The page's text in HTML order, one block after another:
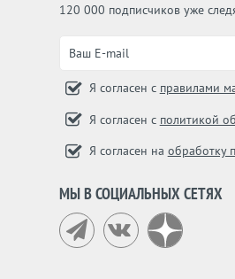
120 000 подписчиков уже
Я согласен с правилами
Я согласен с политикой
Я согласен на обработку
МЫ В СОЦИАЛЬНЫХ СЕТЯХ